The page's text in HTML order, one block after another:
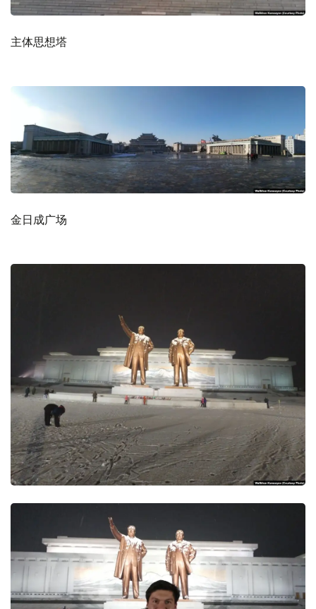
主体思想塔
金日成广场